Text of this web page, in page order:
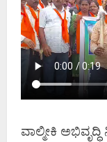
ವಾಲ್ಮೀಕಿ